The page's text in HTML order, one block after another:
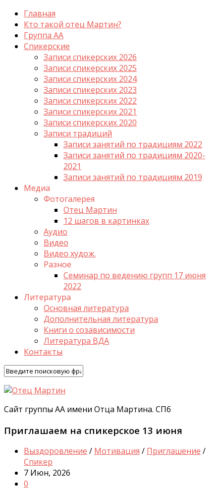
Главная
Кто такой отец Мартин?
Группа АА
Спикерские
Записи спикерских 2026
Записи спикерских 2025
Записи спикерских 2024
Записи спикерских 2023
Записи спикерских 2022
Записи спикерских 2021
Записи спикерских 2020
Записи традиций
Записи занятий по традициям 2022
Записи занятий по традициям 2020-
2021
Записи занятий по традициям 2019
Медиа
Фотогалерея
Отец Мартин
12 шагов в картинках
Аудио
Видео
Видео худож.
Разное
Семинар по ведению групп 17 июня
2022
Литература
Основная литература
Дополнительная литература
Книги о созависимости
Литература ВДА
Контакты
Сайт группы АА имени Отца Мартина. СПб
Приглашаем на спикерское 13 июня
Выздоровление / Мотивация / Приглашение /
Спикер
7 Июн, 2026
0